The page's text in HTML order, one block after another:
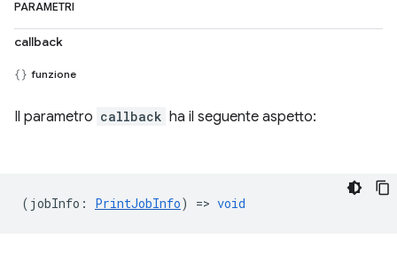
PARAMETRI
callback
funzione
Il parametro callback ha il seguente aspetto:
( jobInfo : PrintJobInfo) => void